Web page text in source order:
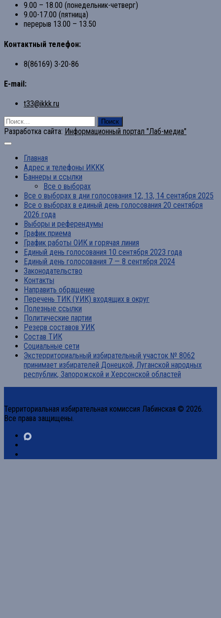
9.00 – 18.00 (понедельник-четверг)
9.00-17.00 (пятница)
перерыв 13.00 – 13.50
Контактный телефон:
8(86169) 3-20-86
E-mail:
t33@ikkk.ru
Найти:
Разработка сайта: Информационный портал "Лаб-медиа"
Главная
Адрес и телефоны ИККК
Баннеры и ссылки
Все о выборах
Все о выборах в дни голосования 12, 13, 14 сентября 2025
Все о выборах в единый день голосования 20 сентября
2026 года
Выборы и референдумы
График приема
График работы ОИК и горячая линия
Единый день голосования 10 сентября 2023 года
Единый день голосования 7 — 8 сентября 2024
Законодательство
Контакты
Направить обращение
Перечень ТИК (УИК) входящих в округ
Полезные ссылки
Политические партии
Резерв составов УИК
Состав ТИК
Социальные сети
Экстерриториальный избирательный участок № 8062
принимает избирателей Донецкой, Луганской народных
республик, Запорожской и Херсонской областей
Территориальная избирательная комиссия Лабинская © 2026.
Все права защищены.